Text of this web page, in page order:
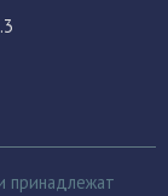
принадлежат